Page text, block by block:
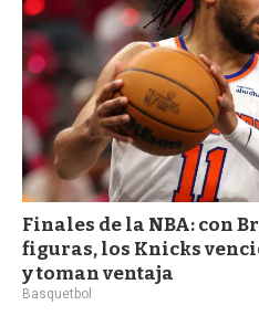
Finales de la NBA: con
figuras, los Knicks
y toman ventaja
Basquetbol